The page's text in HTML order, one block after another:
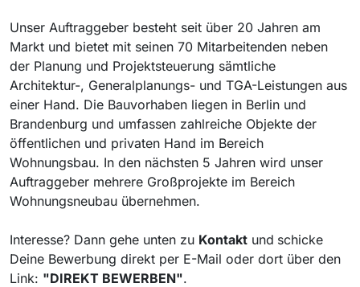
Unser Auftraggeber besteht seit über 20 Jahren am
Markt und bietet mit seinen 70 Mitarbeitenden neben
der Planung und Projektsteuerung sämtliche
Architektur-, Generalplanungs- und TGA-Leistungen aus
einer Hand. Die Bauvorhaben liegen in Berlin und
Brandenburg und umfassen zahlreiche Objekte der
öffentlichen und privaten Hand im Bereich
Wohnungsbau. In den nächsten 5 Jahren wird unser
Auftraggeber mehrere Großprojekte im Bereich
Wohnungsneubau übernehmen.
Interesse? Dann gehe unten zu Kontakt und schicke
Deine Bewerbung direkt per E-Mail oder dort über den
Link: "DIREKT BEWERBEN".